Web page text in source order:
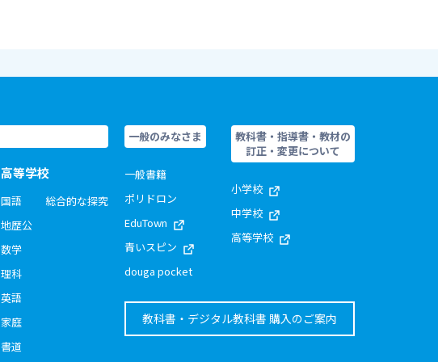
高等学校
国語
地歴公
数学
理科
英語
家庭
書道
総合的な探究
一般のみなさま
一般書籍
ポリドロン
EduTown
青いスピン
douga pocket
教科書・指導書・教材の
訂正・変更について
小学校
中学校
高等学校
教科書・デジタル教科書 購入のご案内